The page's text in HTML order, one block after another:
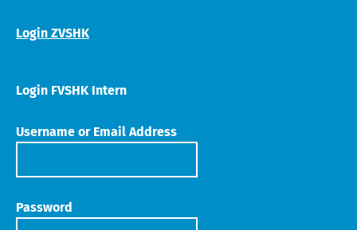
Login ZVSHK
Login FVSHK Intern
Username or Email Address
Password